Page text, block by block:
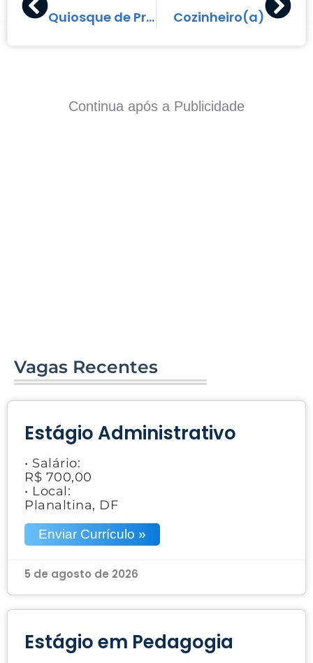
Quiosque de Produtos Mágicos Cozinheiro(a)
Continua após a Publicidade
Vagas Recentes
Estágio Administrativo
• Salário:
R$ 700,00
• Local:
Planaltina, DF
Enviar Currículo »
5 de agosto de 2026
Estágio em Pedagogia